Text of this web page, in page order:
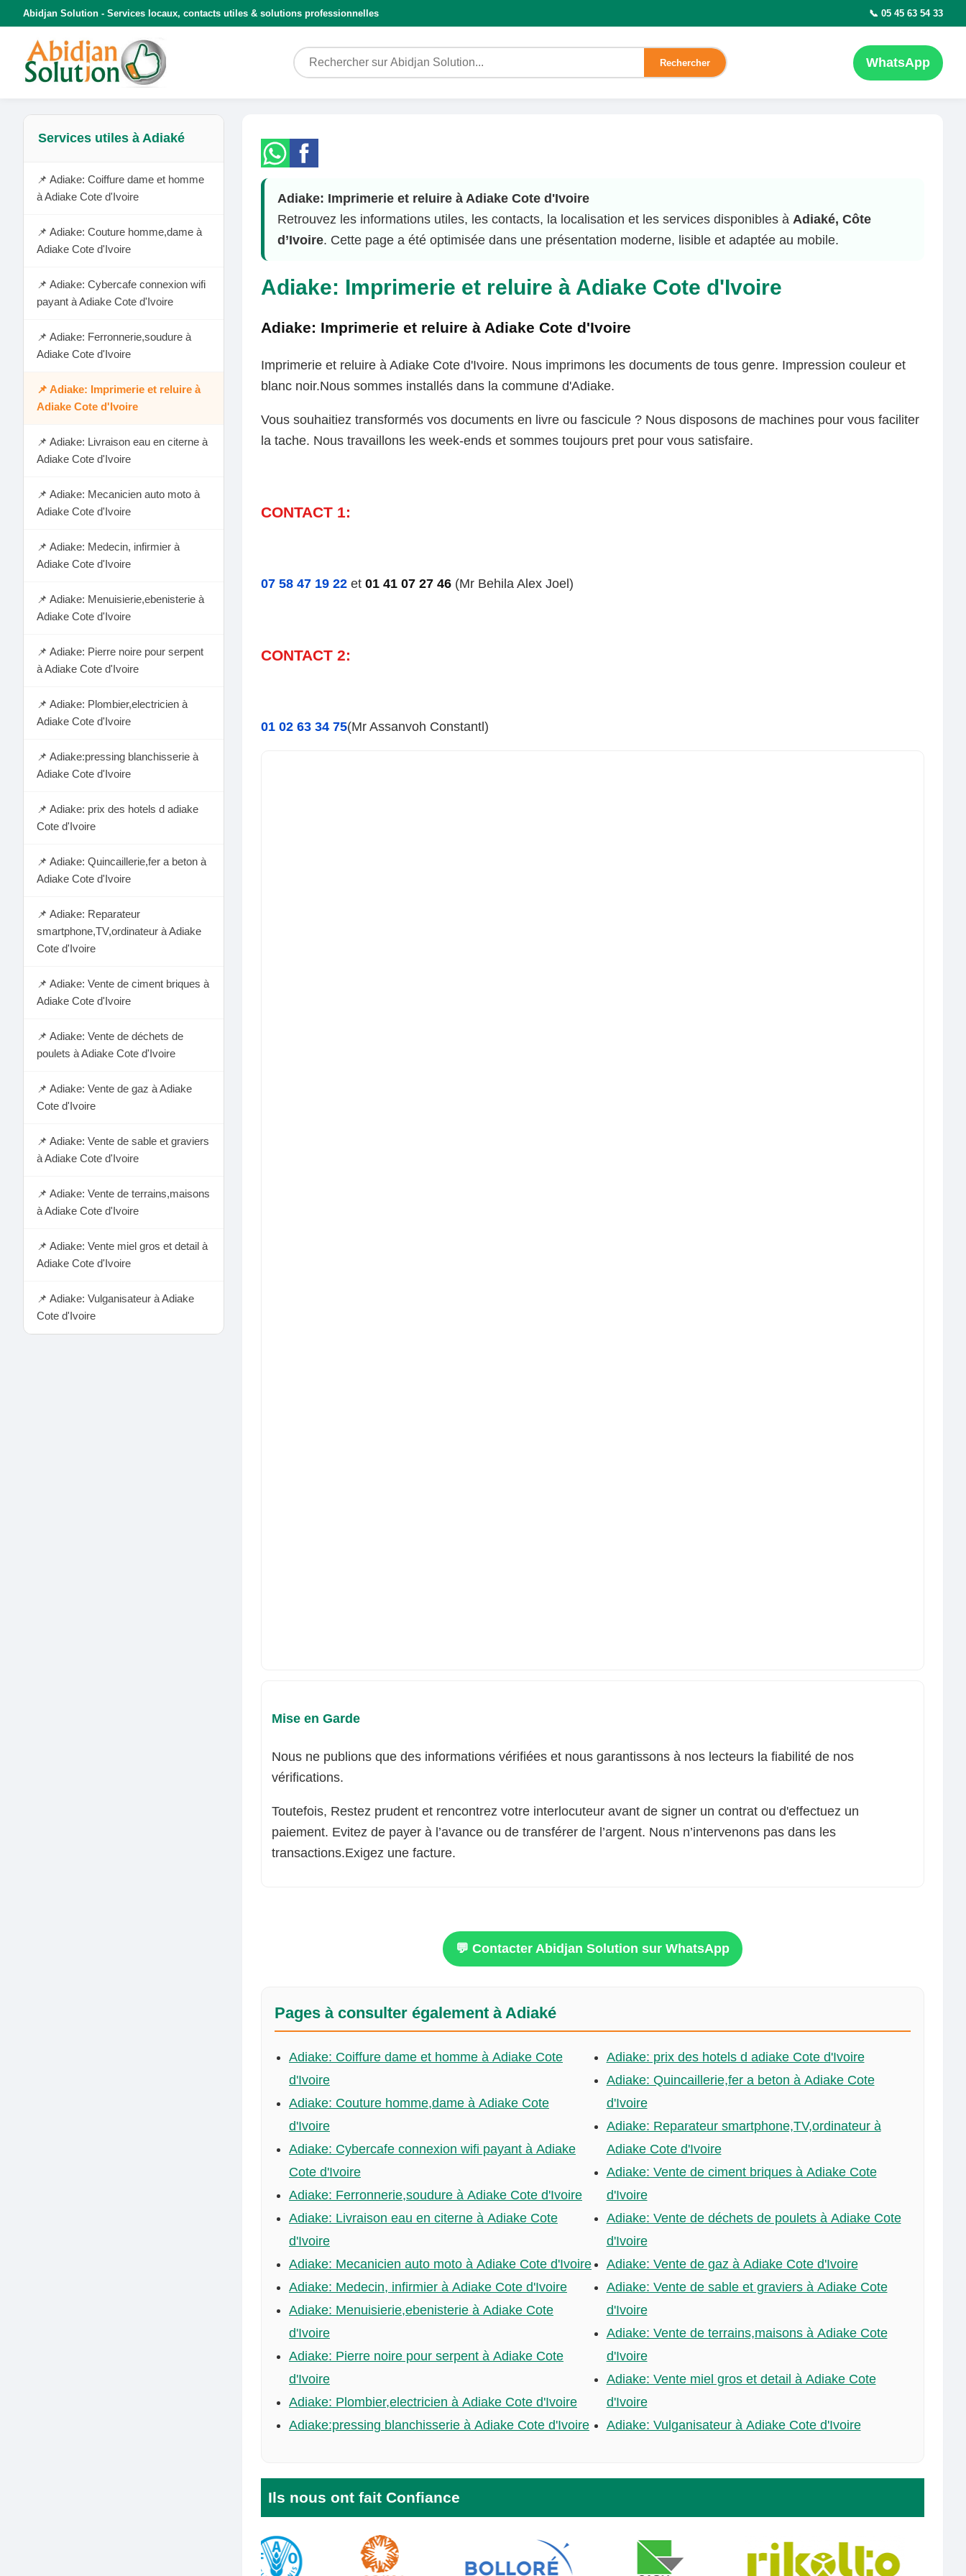
Abidjan Solution - Services locaux, contacts utiles & solutions professionnelles 📞 05 45 63 54 33
Rechercher WhatsApp
Services utiles à Adiaké
📌 Adiake: Coiffure dame et homme
à Adiake Cote d'Ivoire
📌 Adiake: Couture homme,dame à
Adiake Cote d'Ivoire
📌 Adiake: Cybercafe connexion wifi
payant à Adiake Cote d'Ivoire
📌 Adiake: Ferronnerie,soudure à
Adiake Cote d'Ivoire
📌 Adiake: Imprimerie et reluire à
Adiake Cote d'Ivoire
📌 Adiake: Livraison eau en citerne à
Adiake Cote d'Ivoire
📌 Adiake: Mecanicien auto moto à
Adiake Cote d'Ivoire
📌 Adiake: Medecin, infirmier à
Adiake Cote d'Ivoire
📌 Adiake: Menuisierie,ebenisterie à
Adiake Cote d'Ivoire
📌 Adiake: Pierre noire pour serpent
à Adiake Cote d'Ivoire
📌 Adiake: Plombier,electricien à
Adiake Cote d'Ivoire
📌 Adiake:pressing blanchisserie à
Adiake Cote d'Ivoire
📌 Adiake: prix des hotels d adiake
Cote d'Ivoire
📌 Adiake: Quincaillerie,fer a beton à
Adiake Cote d'Ivoire
📌 Adiake: Reparateur
smartphone,TV,ordinateur à Adiake
Cote d'Ivoire
📌 Adiake: Vente de ciment briques à
Adiake Cote d'Ivoire
📌 Adiake: Vente de déchets de
poulets à Adiake Cote d'Ivoire
📌 Adiake: Vente de gaz à Adiake
Cote d'Ivoire
📌 Adiake: Vente de sable et graviers
à Adiake Cote d'Ivoire
📌 Adiake: Vente de terrains,maisons
à Adiake Cote d'Ivoire
📌 Adiake: Vente miel gros et detail à
Adiake Cote d'Ivoire
📌 Adiake: Vulganisateur à Adiake
Cote d'Ivoire
Adiake: Imprimerie et reluire à Adiake Cote d'Ivoire
Retrouvez les informations utiles, les contacts, la localisation et les services disponibles à Adiaké, Côte
d’Ivoire. Cette page a été optimisée dans une présentation moderne, lisible et adaptée au mobile.
Adiake: Imprimerie et reluire à Adiake Cote d'Ivoire
Adiake: Imprimerie et reluire à Adiake Cote d'Ivoire
Imprimerie et reluire à Adiake Cote d'Ivoire. Nous imprimons les documents de tous genre. Impression couleur et
blanc noir.Nous sommes installés dans la commune d'Adiake.
Vous souhaitiez transformés vos documents en livre ou fascicule ? Nous disposons de machines pour vous faciliter
la tache. Nous travaillons les week-ends et sommes toujours pret pour vous satisfaire.
CONTACT 1:
07 58 47 19 22 et 01 41 07 27 46 (Mr Behila Alex Joel)
CONTACT 2:
01 02 63 34 75(Mr Assanvoh Constantl)
Mise en Garde
Nous ne publions que des informations vérifiées et nous garantissons à nos lecteurs la fiabilité de nos
vérifications.
Toutefois, Restez prudent et rencontrez votre interlocuteur avant de signer un contrat ou d'effectuez un
paiement. Evitez de payer à l’avance ou de transférer de l’argent. Nous n’intervenons pas dans les
transactions.Exigez une facture.
💬 Contacter Abidjan Solution sur WhatsApp
Pages à consulter également à Adiaké
Adiake: Coiffure dame et homme à Adiake Cote
d'Ivoire
Adiake: Couture homme,dame à Adiake Cote
d'Ivoire
Adiake: Cybercafe connexion wifi payant à Adiake
Cote d'Ivoire
Adiake: Ferronnerie,soudure à Adiake Cote d'Ivoire
Adiake: Livraison eau en citerne à Adiake Cote
d'Ivoire
Adiake: Mecanicien auto moto à Adiake Cote d'Ivoire
Adiake: Medecin, infirmier à Adiake Cote d'Ivoire
Adiake: Menuisierie,ebenisterie à Adiake Cote
d'Ivoire
Adiake: Pierre noire pour serpent à Adiake Cote
d'Ivoire
Adiake: Plombier,electricien à Adiake Cote d'Ivoire
Adiake:pressing blanchisserie à Adiake Cote d'Ivoire
Adiake: prix des hotels d adiake Cote d'Ivoire
Adiake: Quincaillerie,fer a beton à Adiake Cote
d'Ivoire
Adiake: Reparateur smartphone,TV,ordinateur à
Adiake Cote d'Ivoire
Adiake: Vente de ciment briques à Adiake Cote
d'Ivoire
Adiake: Vente de déchets de poulets à Adiake Cote
d'Ivoire
Adiake: Vente de gaz à Adiake Cote d'Ivoire
Adiake: Vente de sable et graviers à Adiake Cote
d'Ivoire
Adiake: Vente de terrains,maisons à Adiake Cote
d'Ivoire
Adiake: Vente miel gros et detail à Adiake Cote
d'Ivoire
Adiake: Vulganisateur à Adiake Cote d'Ivoire
Ils nous ont fait Confiance